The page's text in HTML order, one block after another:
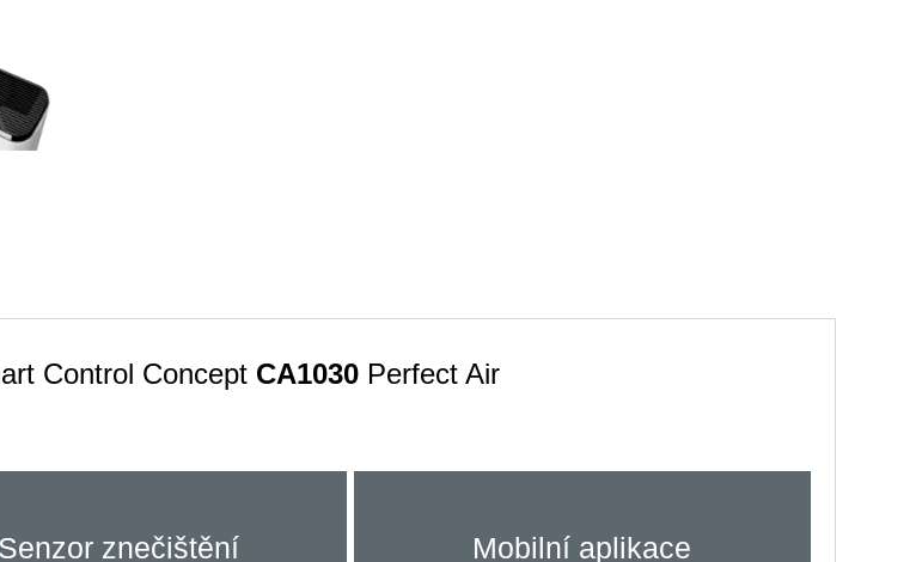
Control Concept CA1030 Perfect Air
Senzor znečištění Mobilní aplikace